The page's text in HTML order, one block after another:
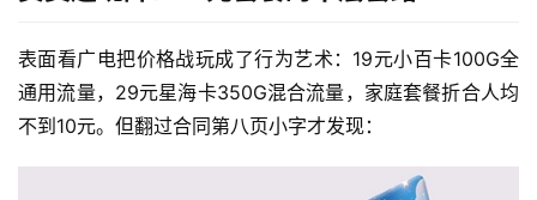
表面看广电把价格战玩成了行为艺术：19元小百卡100G全
通用流量，29元星海卡350G混合流量，家庭套餐折合人均
不到10元。但翻过合同第八页小字才发现：